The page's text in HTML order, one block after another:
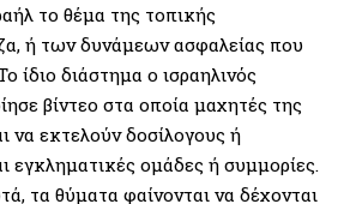
το θέμα της τοπικής
ή των δυνάμεων ασφαλείας που
ίδιο διάστημα ο ισραηλινός
βίντεο στα οποία μαχητές της
να εκτελούν δοσίλογους ή
εγκληματικές ομάδες ή συμμορίες.
τα θύματα φαίνονται να δέχονται